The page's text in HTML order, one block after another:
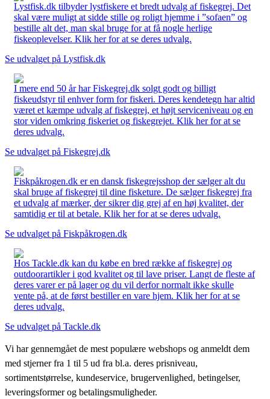
Lystfisk.dk tilbyder lystfiskere et bredt udvalg af fiskegrej. Det
skal være muligt at sidde stille og roligt hjemme i ”sofaen” og
bestille alt det, man skal bruge for at få nogle herlige
fiskeoplevelser. Klik her for at se deres udvalg.
Se udvalget på Lystfisk.dk
I mere end 50 år har Fiskegrej.dk solgt godt og billigt
fiskeudstyr til enhver form for fiskeri. Deres kendetegn har altid
været et kæmpe udvalg af fiskegrej, et højt serviceniveau og en
stor viden omkring fiskeriet og fiskegrejet. Klik her for at se
deres udvalg.
Se udvalget på Fiskegrej.dk
Fiskpåkrogen.dk er en dansk fiskegrejsshop der sælger alt du
skal bruge af fiskegrej til dine fisketure. De sælger fiskegrej fra
et udvalg af mærker, der sikrer dig grej af en høj kvalitet, der
samtidig er til at betale. Klik her for at se deres udvalg.
Se udvalget på Fiskpåkrogen.dk
Hos Tackle.dk kan du købe en bred række af fiskegrej og
outdoorartikler i god kvalitet og til lave priser. Langt de fleste af
deres varer er på lager og du vil derfor normalt ikke skulle
vente på, at de først bestiller en vare hjem. Klik her for at se
deres udvalg.
Se udvalget på Tackle.dk
Vi har gennemgået de mest populære webshops og anmeldt dem
med stjerner fra 1 til 5 ud fra bl.a. deres prisniveau,
sortimentstørrelse, kundeservice, brugervenlighed, betingelser,
leveringsformer og betalingsmuligheder.